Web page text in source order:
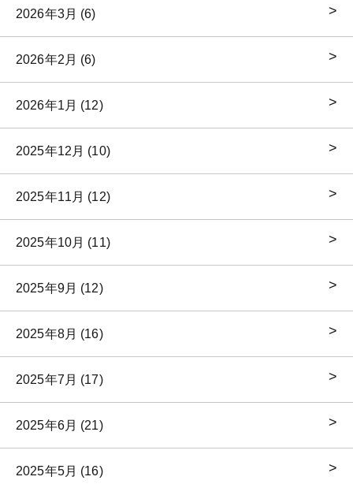
2026年3月 (6)
2026年2月 (6)
2026年1月 (12)
2025年12月 (10)
2025年11月 (12)
2025年10月 (11)
2025年9月 (12)
2025年8月 (16)
2025年7月 (17)
2025年6月 (21)
2025年5月 (16)